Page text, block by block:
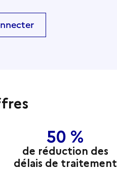
réduction des
délais de traitement
50 %